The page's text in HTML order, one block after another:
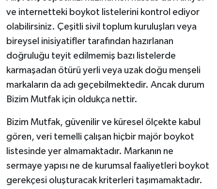
ve internetteki boykot listelerini kontrol ediyor
olabilirsiniz. Çeşitli sivil toplum kuruluşları veya
bireysel inisiyatifler tarafından hazırlanan
doğruluğu teyit edilmemiş bazı listelerde
karmaşadan ötürü yerli veya uzak doğu menşeli
markaların da adı geçebilmektedir. Ancak durum
Bizim Mutfak için oldukça nettir.
Bizim Mutfak, güvenilir ve küresel ölçekte kabul
gören, veri temelli çalışan hiçbir majör boykot
listesinde yer almamaktadır. Markanın ne
sermaye yapısı ne de kurumsal faaliyetleri boykot
gerekçesi oluşturacak kriterleri taşımamaktadır.